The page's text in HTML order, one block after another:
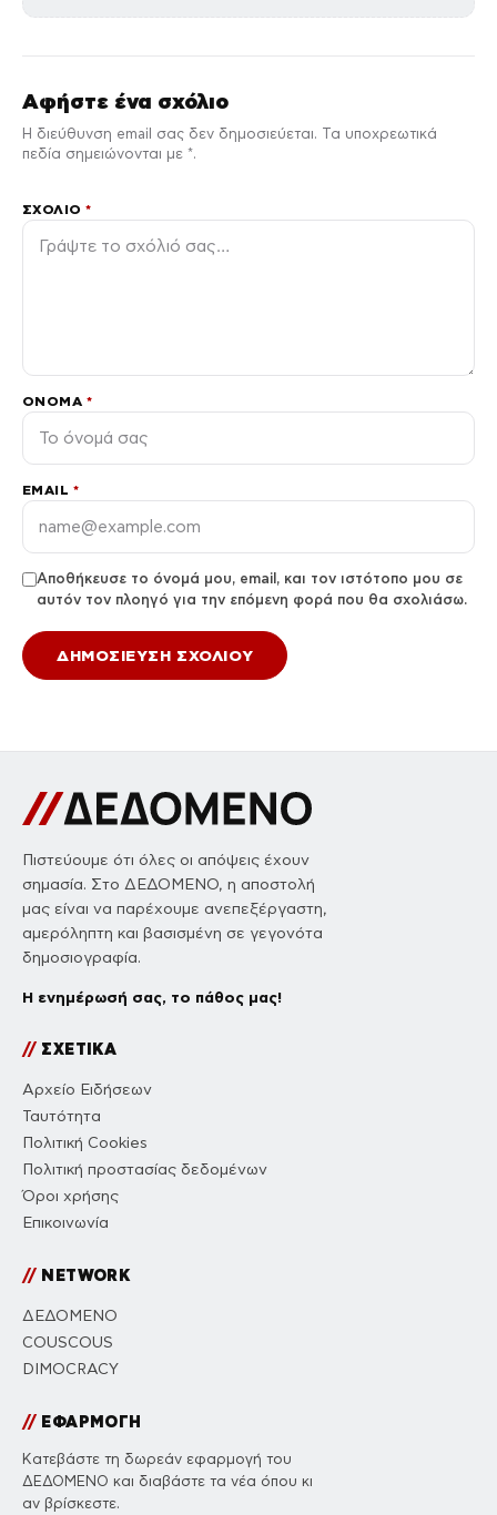
Αφήστε ένα σχόλιο
Η διεύθυνση email σας δεν δημοσιεύεται. Τα υποχρεωτικά
πεδία σημειώνονται με *.
ΣΧΌΛΙΟ*
ΌΝΟΜΑ *
EMAIL *
Αποθήκευσε το όνομά μου, email, και τον ιστότοπο μου σε
αυτόν τον πλοηγό για την επόμενη φορά που θα σχολιάσω.
Πιστεύουμε ότι όλες οι απόψεις έχουν
σημασία. Στο ΔΕΔΟΜΕΝΟ, η αποστολή
μας είναι να παρέχουμε ανεπεξέργαστη,
αμερόληπτη και βασισμένη σε γεγονότα
δημοσιογραφία.
Η ενημέρωσή σας, το πάθος μας!
//ΣΧΕΤΙΚΑ
Αρχείο Ειδήσεων
Ταυτότητα
Πολιτική Cookies
Πολιτική προστασίας δεδομένων
Όροι χρήσης
Επικοινωνία
//NETWORK
ΔΕΔΟΜΕΝΟ
COUSCOUS
DIMOCRACY
//ΕΦΑΡΜΟΓΗ
Κατεβάστε τη δωρεάν εφαρμογή του
ΔΕΔΟΜΕΝΟ και διαβάστε τα νέα όπου κι
αν βρίσκεστε.